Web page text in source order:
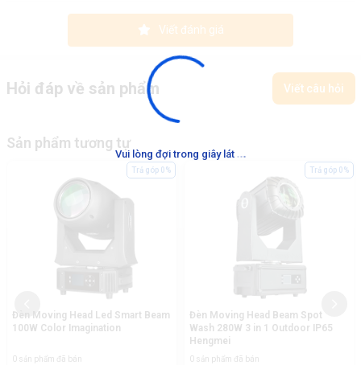
Vui lòng đợi trong giây lát ...
Viết đánh giá
Hỏi đáp về sản phẩm Viết câu hỏi
Sản phẩm tương tự
Đèn Moving Head Led Smart Beam
100W Color Imagination
0 sản phẩm đã bán
Trả góp 0%
Đèn Moving Head Beam Spot
Wash 280W 3 in 1 Outdoor IP65
Hengmei
0 sản phẩm đã bán
Trả góp 0%